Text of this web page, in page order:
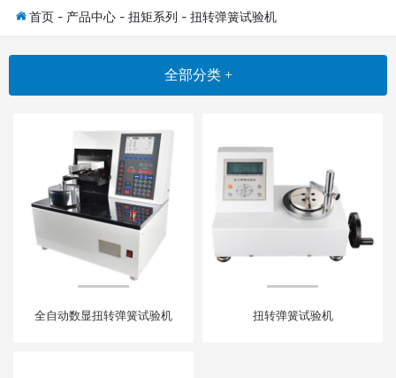
新闻资讯
首页 - 产品中心 - 扭矩系列 - 扭转弹簧试验机
全部分类 +
全自动数显扭转弹簧试验机 扭转弹簧试验机